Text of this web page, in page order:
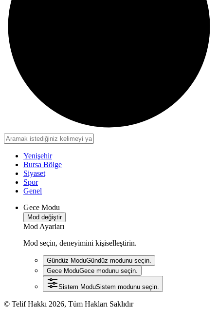
Yenişehir
Bursa Bölge
Siyaset
Spor
Genel
Gece Modu
Mod değiştir
Mod Ayarları
Mod seçin, deneyimini kişiselleştirin.
Gündüz ModuGündüz modunu seçin.
Gece ModuGece modunu seçin.
Sistem ModuSistem modunu seçin.
© Telif Hakkı 2026, Tüm Hakları Saklıdır